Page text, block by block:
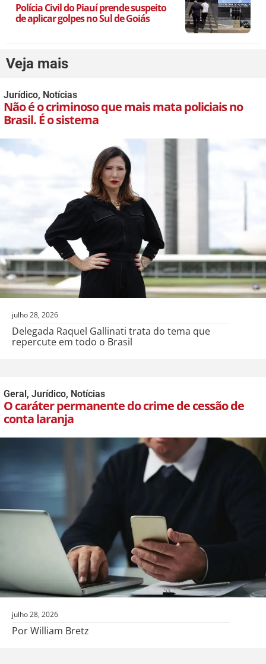
Polícia Civil do Piauí prende suspeito
de aplicar golpes no Sul de Goiás
Veja mais
Jurídico, Notícias
Não é o criminoso que mais mata policiais no
Brasil. É o sistema
julho 28, 2026
Delegada Raquel Gallinati trata do tema que
repercute em todo o Brasil
Geral , Jurídico, Notícias
O caráter permanente do crime de cessão de
conta laranja
julho 28, 2026
Por William Bretz